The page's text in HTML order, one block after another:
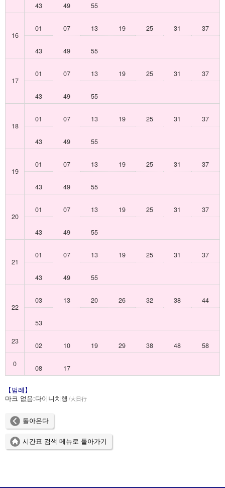
43 49 55
16
01 07 13 19 25 31 37
43 49 55
17
01 07 13 19 25 31 37
43 49 55
18
01 07 13 19 25 31 37
43 49 55
19
01 07 13 19 25 31 37
43 49 55
20
01 07 13 19 25 31 37
43 49 55
21
01 07 13 19 25 31 37
43 49 55
22
03 13 20 26 32 38 44
53
23
02 10 19 29 38 48
58
0
08 17
【범례】
마크 없음:다이니치행 大日行
돌아온다
시간표 검색 메뉴로 돌아가기